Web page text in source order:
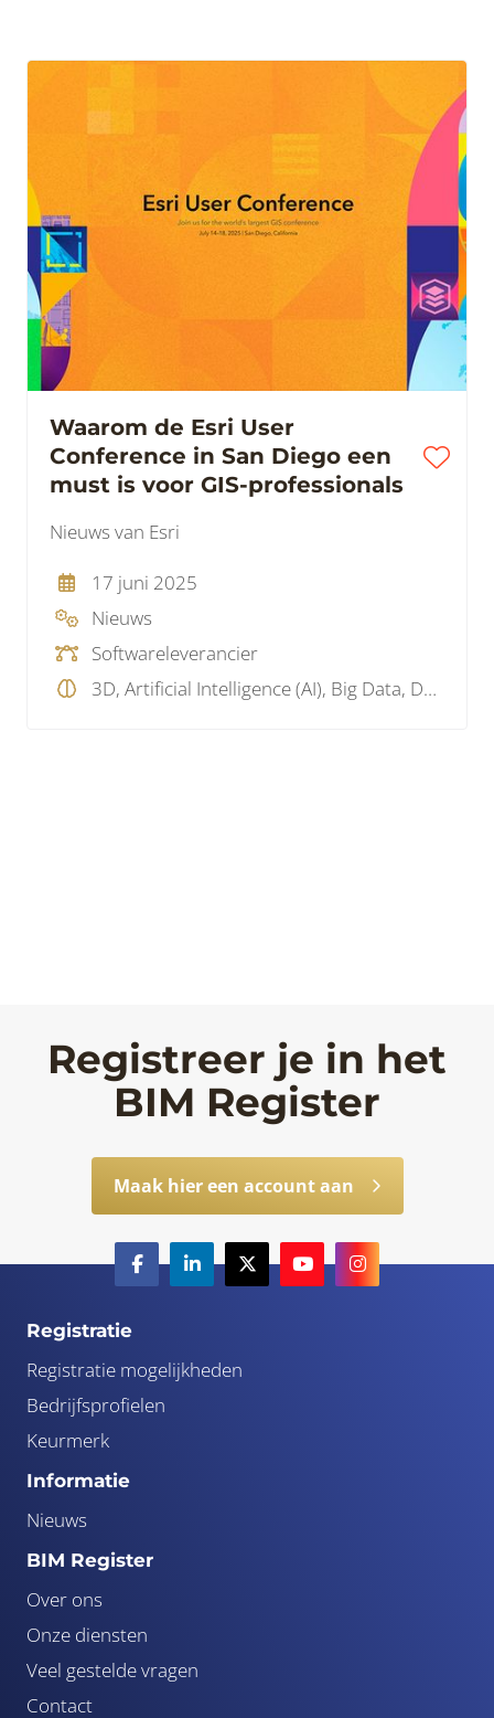
Waarom de Esri User
Conference in San Diego een
must is voor GIS-professionals
Nieuws van Esri
17 juni 2025
Nieuws
Softwareleverancier
3D, Artificial Intelligence (AI), Big Data, Data, GIS, Projectmanagement, Visualisatie
Registreer je in het
BIM Register
Maak hier een account aan
Registratie
Registratie mogelijkheden
Bedrijfsprofielen
Keurmerk
Informatie
Nieuws
BIM Register
Over ons
Onze diensten
Veel gestelde vragen
Contact